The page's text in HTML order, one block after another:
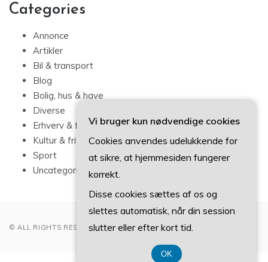
Categories
Annonce
Artikler
Bil & transport
Blog
Bolig, hus & have
Diverse
Erhverv & forbrug
Kultur & fritid
Sport
Uncategorized
© ALL RIGHTS RESERVED 2022
Vi bruger kun nødvendige cookies
Cookies anvendes udelukkende for
at sikre, at hjemmesiden fungerer
korrekt.
Disse cookies sættes af os og
slettes automatisk, når din session
slutter eller efter kort tid.
OK